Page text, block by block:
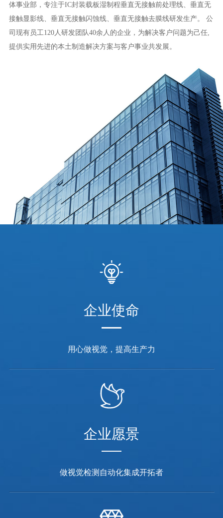
体事业部，专注于IC封装载板湿制程垂直无接触前处理线、垂直无
接触显影线、垂直无接触闪蚀线、垂直无接触去膜线研发生产。 公
司现有员工120人研发团队40余人的企业，为解决客户问题为己任,
提供实用先进的本土制造解决方案与客户事业共发展。
企业使命
用心做视觉，提高生产力
企业愿景
做视觉检测自动化集成开拓者